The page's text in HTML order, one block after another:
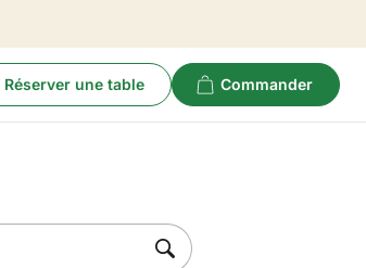
Réserver une table Commander